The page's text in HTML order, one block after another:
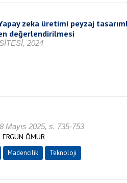
zeka üretimi peyzaj
değerlendirilmesi
2024
Mayıs 2025, s. 735-753
ÖMÜR
Madencilik Teknoloji